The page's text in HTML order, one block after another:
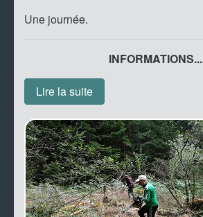
Une journée.
INFORMATIONS...
Lire la suite